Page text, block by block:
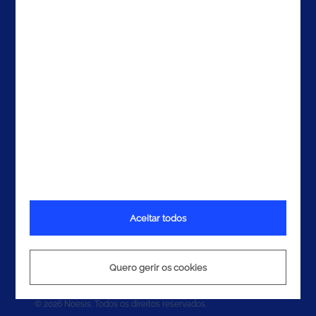
© 2026 Noesis. Todos os direitos reservados.
Quero gerir os cookies
Aceitar todos